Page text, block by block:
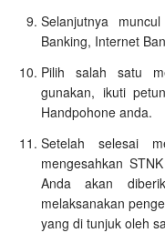
Selanjutnya
Banking, Internet
Pilih salah satu
gunakan, ikuti
Handpohone anda.
Setelah selesai
mengesahkan
Anda akan
melaksanakan
yang di tunjuk oleh